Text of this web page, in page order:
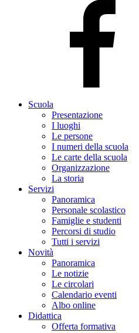
Scuola
Presentazione
I luoghi
Le persone
I numeri della scuola
Le carte della scuola
Organizzazione
La storia
Servizi
Panoramica
Personale scolastico
Famiglie e studenti
Percorsi di studio
Tutti i servizi
Novità
Panoramica
Le notizie
Le circolari
Calendario eventi
Albo online
Didattica
Offerta formativa